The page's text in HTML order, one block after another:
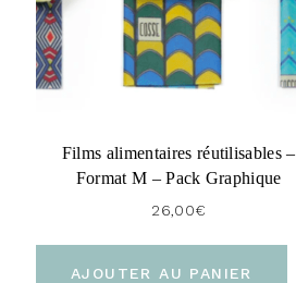
Films alimentaires réutilisables –
Format M – Pack Graphique
26,00€
AJOUTER AU PANIER